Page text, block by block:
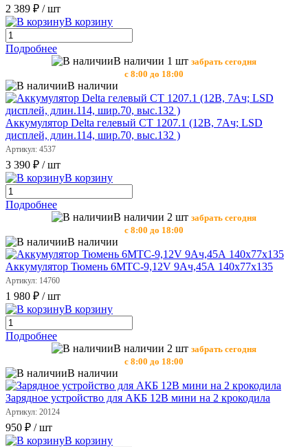
2 389 ₽ / шт
В корзину
Подробнее
В наличии 1 шт забрать сегодня
с 8:00 до 18:00
В наличии
Аккумулятор Delta гелевый СТ 1207.1 (12В, 7Ач; LSD
дисплей, длин.114, шир.70, выс.132 )
Артикул: 4537
3 390 ₽ / шт
В корзину
Подробнее
В наличии 2 шт забрать сегодня
с 8:00 до 18:00
В наличии
Аккумулятор Тюмень 6МТС-9,12V 9Ач,45А 140х77х135
Артикул: 14760
1 980 ₽ / шт
В корзину
Подробнее
В наличии 2 шт забрать сегодня
с 8:00 до 18:00
В наличии
Зарядное устройство для АКБ 12В мини на 2 крокодила
Артикул: 20124
950 ₽ / шт
В корзину